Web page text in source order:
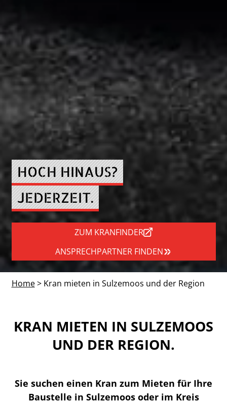
HOCH HINAUS?
JEDERZEIT.
ZUM KRANFINDER
ANSPRECHPARTNER FINDEN
Home> Kran mieten in Sulzemoos und der Region
KRAN MIETEN IN SULZEMOOS
UND DER REGION.
Sie suchen einen Kran zum Mieten für Ihre
Baustelle in Sulzemoos oder im Kreis